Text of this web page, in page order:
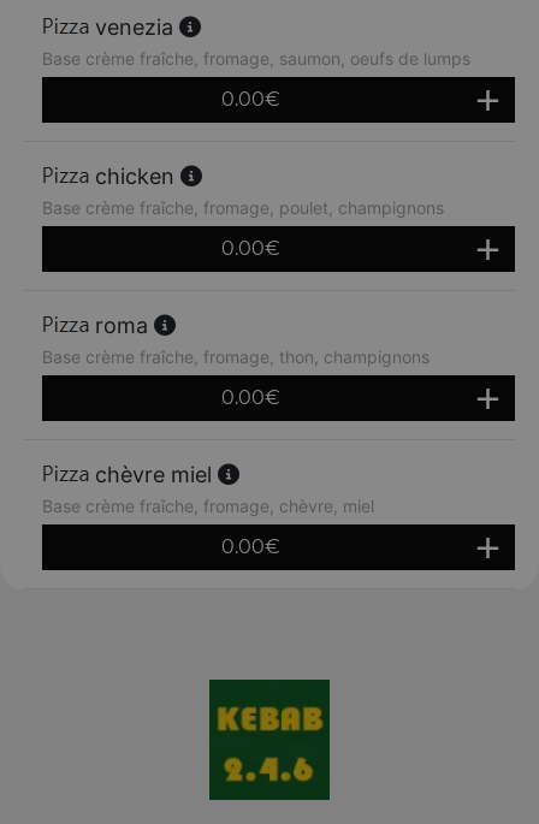
venezia
Base crème fraîche, fromage, saumon, oeufs de lumps
0.00€
chicken
Base crème fraîche, fromage, poulet, champignons
0.00€
roma
Base crème fraîche, fromage, thon, champignons
0.00€
chèvre miel
Base crème fraîche, fromage, chèvre, miel
0.00€